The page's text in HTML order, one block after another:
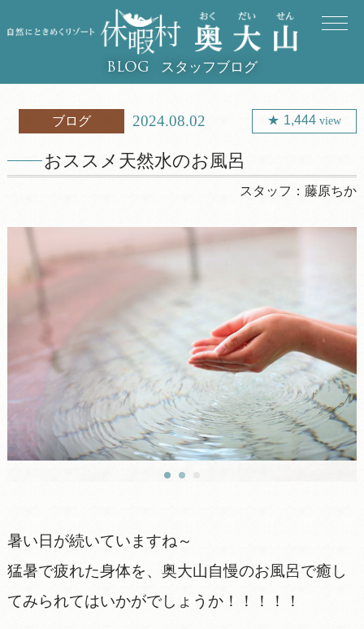
BLOG スタッフブログ
ブログ 2024.08.02 1,444view
おススメ天然水のお風呂
スタッフ：藤原ちか
暑い日が続いていますね～
猛暑で疲れた身体を、奥大山自慢のお風呂で癒し
てみられてはいかがでしょうか！！！！！